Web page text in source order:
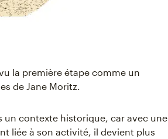
la première étape comme un
de Jane Moritz.
un contexte historique, car avec une
liée à son activité, il devient plus